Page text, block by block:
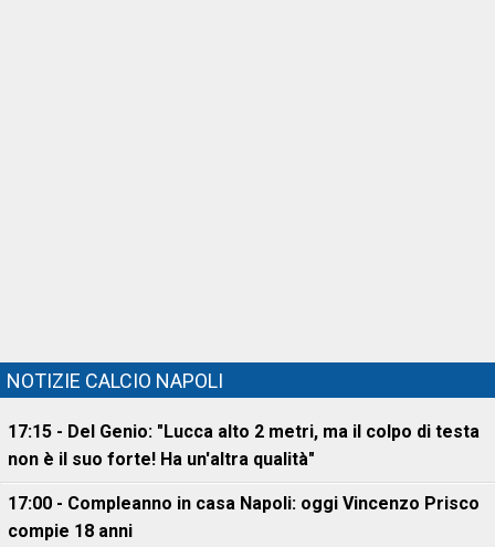
NOTIZIE CALCIO NAPOLI
17:15 - Del Genio: "Lucca alto 2 metri, ma il colpo di testa
non è il suo forte! Ha un'altra qualità"
17:00 - Compleanno in casa Napoli: oggi Vincenzo Prisco
compie 18 anni